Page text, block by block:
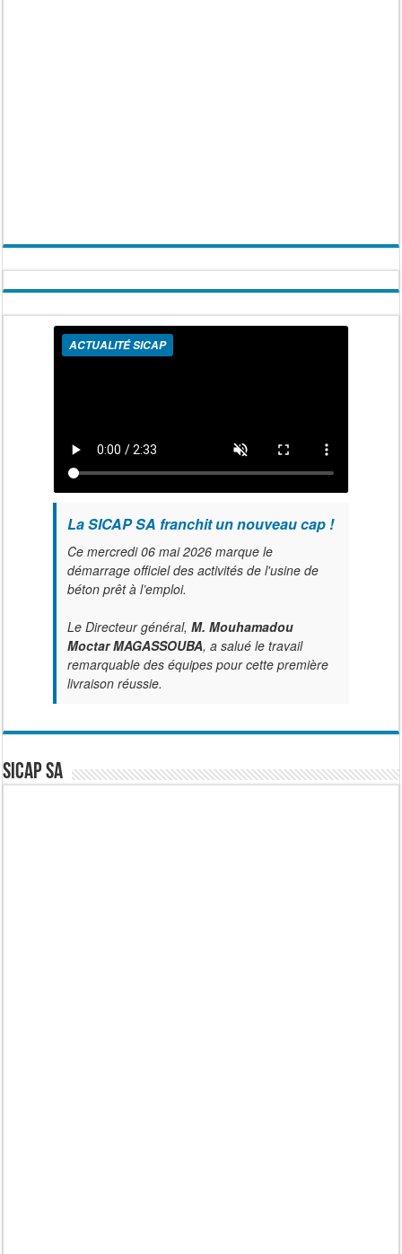
ACTUALITÉ SICAP
La SICAP SA franchit un nouveau cap !
Ce mercredi 06 mai 2026 marque le
démarrage officiel des activités de l'usine de
béton prêt à l’emploi.
Le Directeur général, M. Mouhamadou
Moctar MAGASSOUBA, a salué le travail
remarquable des équipes pour cette première
livraison réussie.
SICAP SA